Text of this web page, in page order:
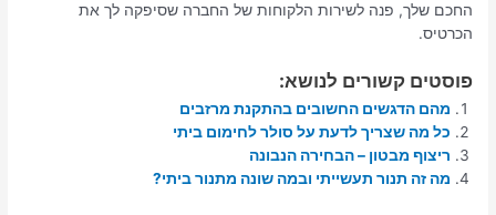
החכם שלך, פנה לשירות הלקוחות של החברה שסיפקה לך את
הכרטיס.
פוסטים קשורים לנושא:
מהם הדגשים החשובים בהתקנת מרזבים
כל מה שצריך לדעת על סולר לחימום ביתי
ריצוף מבטון – הבחירה הנבונה
מה זה תנור תעשייתי ובמה שונה מתנור ביתי?